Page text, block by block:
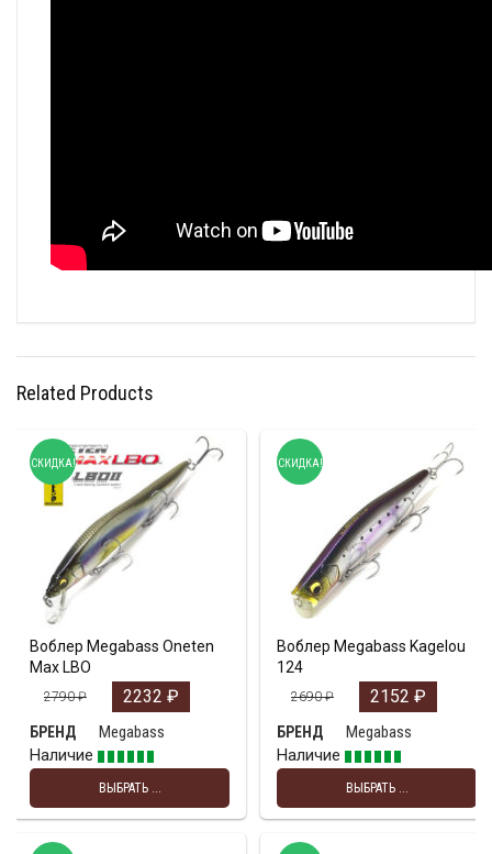
Related Products
Воблер Megabass Oneten
Max LBO
2790₽ 2232 ₽
БРЕНД
Megabass
Наличие
ВЫБРАТЬ ...
СКИДКА!
Воблер Megabass Kagelou
124
2690₽ 2152 ₽
БРЕНД
Megabass
Наличие
ВЫБРАТЬ ...
СКИДКА!